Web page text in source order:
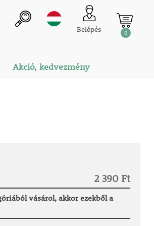
Belépés 0
Akció, kedvezmény
2 390 Ft
vásárol, akkor ezekből a